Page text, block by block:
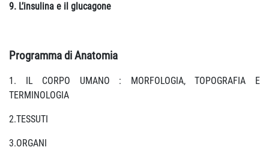
9. L’insulina e il glucagone
Programma di Anatomia
1. IL CORPO UMANO : MORFOLOGIA, TOPOGRAFIA E
TERMINOLOGIA
2.TESSUTI
3.ORGANI